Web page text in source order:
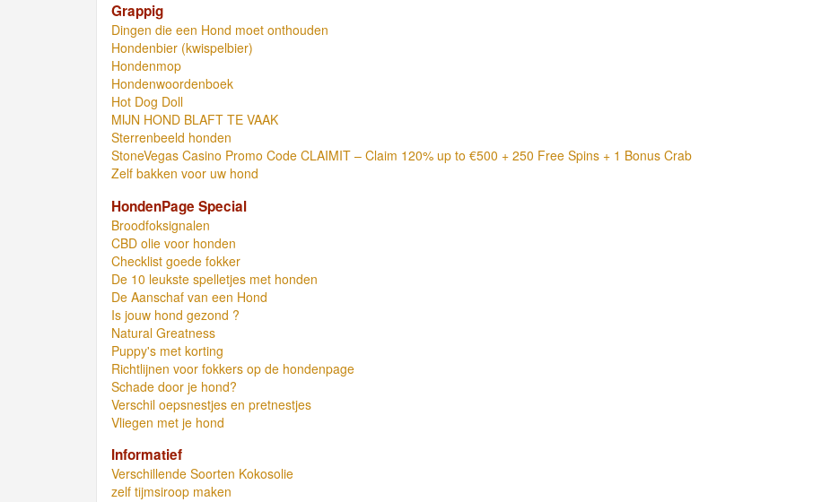
Grappig
Dingen die een Hond moet onthouden
Hondenbier (kwispelbier)
Hondenmop
Hondenwoordenboek
Hot Dog Doll
MIJN HOND BLAFT TE VAAK
Sterrenbeeld honden
StoneVegas Casino Promo Code CLAIMIT – Claim 120% up to €500 + 250 Free Spins + 1 Bonus Crab
Zelf bakken voor uw hond
HondenPage Special
Broodfoksignalen
CBD olie voor honden
Checklist goede fokker
De 10 leukste spelletjes met honden
De Aanschaf van een Hond
Is jouw hond gezond ?
Natural Greatness
Puppy's met korting
Richtlijnen voor fokkers op de hondenpage
Schade door je hond?
Verschil oepsnestjes en pretnestjes
Vliegen met je hond
Informatief
Verschillende Soorten Kokosolie
zelf tijmsiroop maken